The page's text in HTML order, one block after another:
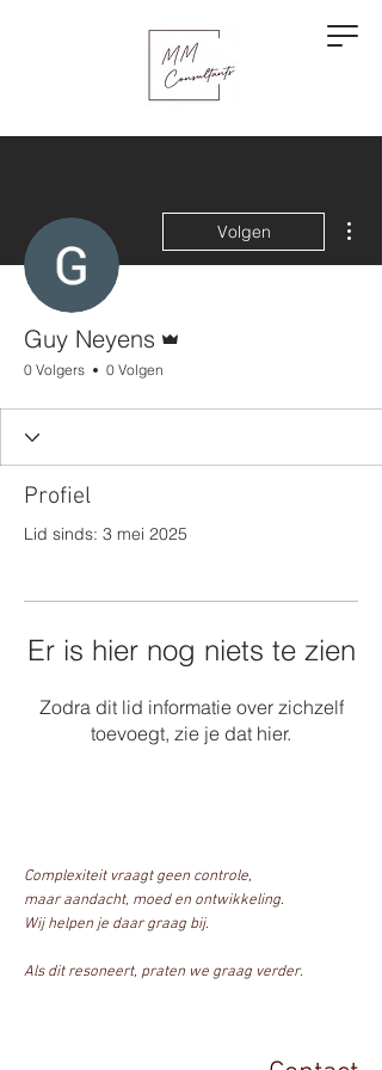
Volgen
Guy Neyens
0 Volgers 0 Volgen
Profiel
Lid sinds: 3 mei 2025
Er is hier nog niets te zien
Zodra dit lid informatie over zichzelf
toevoegt, zie je dat hier.
Complexiteit vraagt geen controle,
maar aandacht, moed en ontwikkeling.
Wij helpen je daar graag bij.
Als dit resoneert, praten we graag verder.